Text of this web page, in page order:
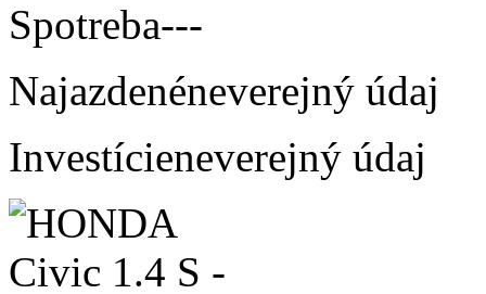
Spotreba---
Najazdenéneverejný údaj
Investícieneverejný údaj